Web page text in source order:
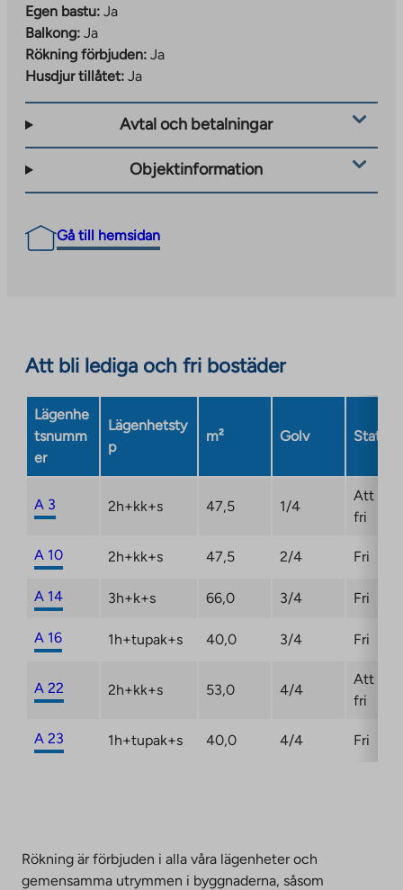
Egen bastu: Ja
Balkong: Ja
Rökning förbjuden: Ja
Husdjur tillåtet: Ja
Avtal och betalningar
Objektinformation
Gå till hemsidan
Att bli lediga och fri bostäder
Lägenhe
tsnumm
er
Lägenhetsty
p
m² Golv Status
A 3 2h+kk+s 47,5 1/4
Att bli
fri
A 10 2h+kk+s 47,5 2/4 Fri
A 14 3h+k+s 66,0 3/4 Fri
A 16 1h+tupak+s 40,0 3/4 Fri
A 22 2h+kk+s 53,0 4/4
Att bli
fri
A 23 1h+tupak+s 40,0 4/4 Fri
Rökning är förbjuden i alla våra lägenheter och
gemensamma utrymmen i byggnaderna, såsom